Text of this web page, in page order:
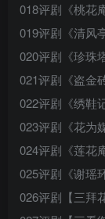
018评剧《桃花
019评剧《清风
020评剧《珍珠
021评剧《盗金
022评剧《绣鞋
023评剧《花为
024评剧《莲花
025评剧《谢瑶
026评剧【三拜